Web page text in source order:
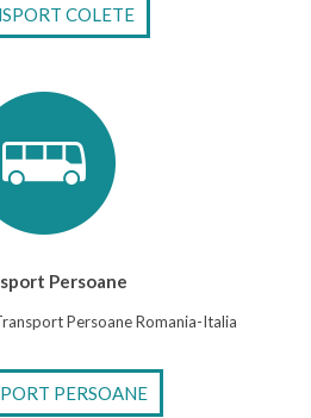
COLETE
Persoane
Persoane Romania-Italia
PERSOANE